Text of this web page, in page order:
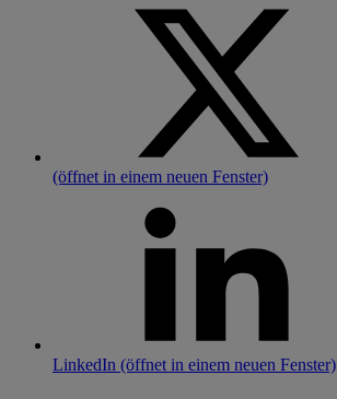
(öffnet in einem neuen Fenster)
LinkedIn (öffnet in einem neuen Fenster)